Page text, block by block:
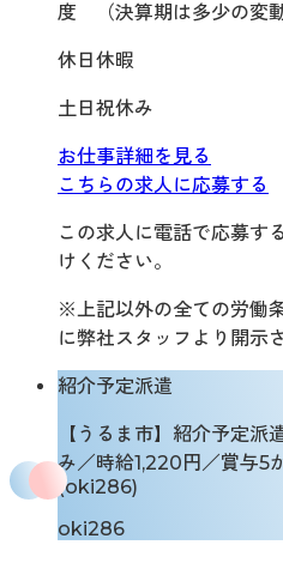
度 （決算期は多少の変動
休日休暇
土日祝休み
お仕事詳細を見る
こちらの求人に応募する
この求人に電話で応募す
けください。
※上記以外の全ての労働
に弊社スタッフより開示
紹介予定派遣
【うるま市】紹介予定
み／時給1,220円／賞与5
(oki286)
oki286